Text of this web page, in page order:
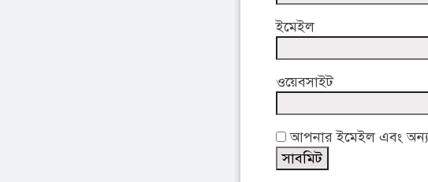
ইমেইল
ওয়েবসাইট
আপনার ইমেইল এবং